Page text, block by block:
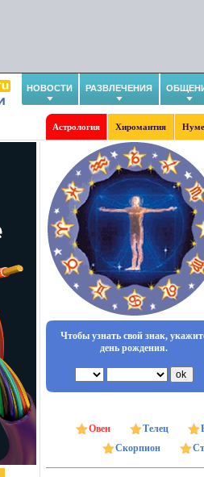
НОВОСТИ РАЗВЛЕЧЕНИЯ
Астрология Хиромантия
Чтобы узнать свой знак,
день рождения.
Овен Телец
Скорпион